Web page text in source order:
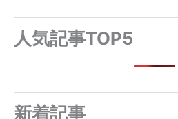
人気記事TOP5
新着記事